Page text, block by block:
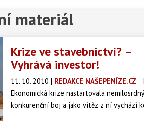
materiál
Krize ve stavebnictví? –
Vyhrává investor!
11. 10. 2010 | REDAKCE NAŠEPENÍZE.CZ
Ekonomická krize nastartovala nemilosrdný
konkurenční boj a jako vítěz z ní vychází